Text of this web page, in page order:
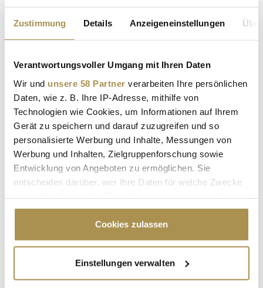
Zustimmung Details Anzeigeneinstellungen
Verantwortungsvoller Umgang mit Ihren Daten
Wir und unsere 58 Partner verarbeiten Ihre persönlichen
Daten, wie z. B. Ihre IP-Adresse, mithilfe von
Technologien wie Cookies, um Informationen auf Ihrem
Gerät zu speichern und darauf zuzugreifen und so
personalisierte Werbung und Inhalte, Messungen von
Werbung und Inhalten, Zielgruppenforschung sowie
Entwicklung von Angeboten zu ermöglichen. Sie
entscheiden darüber, wer Ihre Daten für welche Zwecke
Cookie-Erklärung oder durch Klicken auf das Privacy
Trigger Symbol ändern oder widerrufen
Informationen über Ihre geografische Lage
erfassen, welche bis auf einige Meter genau sein
Cookies zulassen
Einstellungen verwalten